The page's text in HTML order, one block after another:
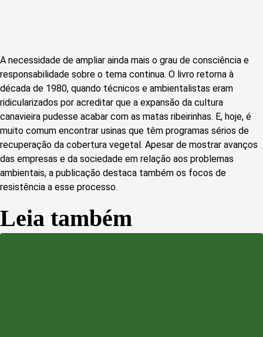
A necessidade de ampliar ainda mais o grau de consciência e
responsabilidade sobre o tema continua. O livro retorna à
década de 1980, quando técnicos e ambientalistas eram
ridicularizados por acreditar que a expansão da cultura
canavieira pudesse acabar com as matas ribeirinhas. E, hoje, é
muito comum encontrar usinas que têm programas sérios de
recuperação da cobertura vegetal. Apesar de mostrar avanços
das empresas e da sociedade em relação aos problemas
ambientais, a publicação destaca também os focos de
resistência a esse processo.
Leia também